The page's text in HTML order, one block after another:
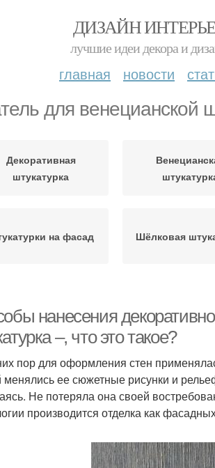
ДИЗАЙН
лучшие идеи декора и
главная новости
для венецианской
Декоративная
штукатурка
на фасад Шёлковая
нанесения
–, что это такое?
пор для оформления стен
менялись ее сюжетные рисунки и
Не потеряла она своей
производится отделка как